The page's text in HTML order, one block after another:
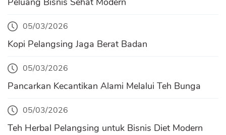
05/03/2026
Kopi Pelangsing Jaga Berat Badan
05/03/2026
Pancarkan Kecantikan Alami Melalui Teh Bunga
05/03/2026
Teh Herbal Pelangsing untuk Bisnis Diet Modern